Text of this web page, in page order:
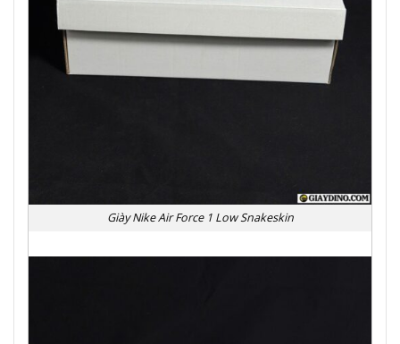
Giày Nike Air Force 1 Low Snakeskin